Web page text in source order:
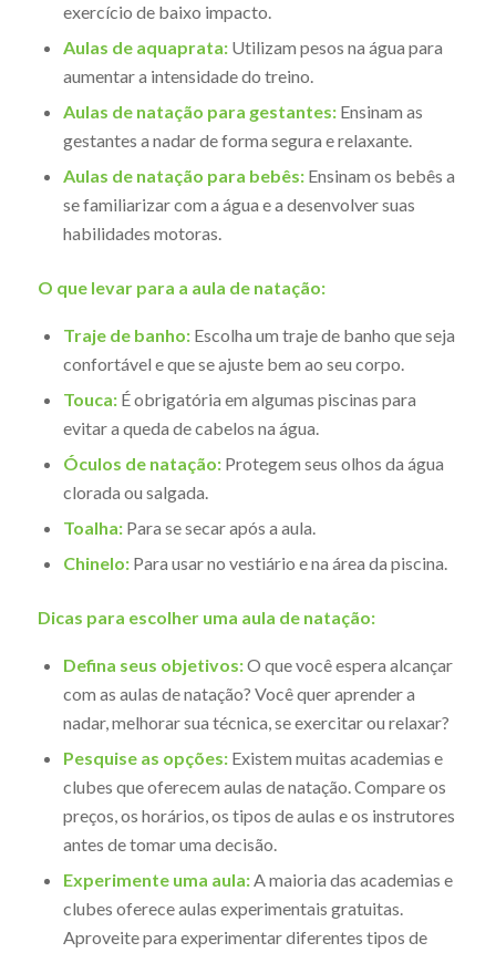
exercício de baixo impacto.
Aulas de aquaprata:Utilizam pesos na água para
aumentar a intensidade do treino.
Aulas de natação para gestantes:Ensinam as
gestantes a nadar de forma segura e relaxante.
Aulas de natação para bebês:Ensinam os bebês a
se familiarizar com a água e a desenvolver suas
habilidades motoras.
O que levar para a aula de natação:
Traje de banho:Escolha um traje de banho que seja
confortável e que se ajuste bem ao seu corpo.
Touca:É obrigatória em algumas piscinas para
evitar a queda de cabelos na água.
Óculos de natação:Protegem seus olhos da água
clorada ou salgada.
Toalha:Para se secar após a aula.
Chinelo:Para usar no vestiário e na área da piscina.
Dicas para escolher uma aula de natação:
Defina seus objetivos:O que você espera alcançar
com as aulas de natação? Você quer aprender a
nadar, melhorar sua técnica, se exercitar ou relaxar?
Pesquise as opções:Existem muitas academias e
clubes que oferecem aulas de natação. Compare os
preços, os horários, os tipos de aulas e os instrutores
antes de tomar uma decisão.
Experimente uma aula:A maioria das academias e
clubes oferece aulas experimentais gratuitas.
Aproveite para experimentar diferentes tipos de